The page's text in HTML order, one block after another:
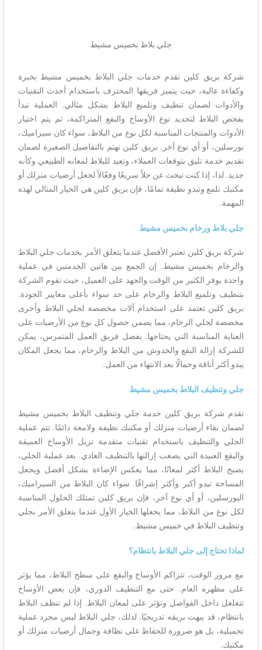
جلي بلاط بخميس مشيط
شركة بريق كلين تقدم خدمات جلي البلاط بخميس مشيط بخبرة
وكفاءة عالية، حيث يتميز فريقها المحترف باستخدام أحدث التقنيات
والأدوات لضمان تنظيف وتلميع البلاط بشكل مثالي. العملية تبدأ
بفحص البلاط لتحديد نوع الأوساخ والبقع المتراكمة، ثم يتم اختيار
الأدوات والمنتجات المناسبة لكل نوع من البلاط، سواء كان سيراميك،
بورسلين، أو أي نوع آخر. بريق كلين تهتم بالتفاصيل الصغيرة لضمان
تقديم خدمة تليق بتوقعات العملاء، وتعيد للبلاط لمعانه الطبيعي وكأنه
جديد. لذا، إذا كنت تبحث عن حلاً سريعًا وفعّالاً لجعل أرضيات منزلك أو
مكتبك تلمع وتبدو نظيفة تمامًا، فإن بريق كلين هي الخيار المثالي لهذه
المهمة.
جلي بلاط ورخام بخميس مشيط
شركة بريق كلين تعتبر الأفضل عندما يتعلق الأمر بخدمات جلي البلاط
والرخام بخميس مشيط. إن الجمع بين هاتين الخدمتين في عملية
واحدة يوفر الكثير من الوقت والجهد على العميل، حيث تقوم الشركة
بتنظيف وتلميع البلاط والرخام على حد سواء بأعلى معايير الجودة.
بريق كلين تعتمد على استخدام آلات مخصصة لجلي البلاط وأخرى
مخصصة لجلي الرخام، مما يضمن حصول كل نوع من الأرضيات على
العناية المناسبة التي يحتاجها. بفضل فريق العمل المتمرس، يمكن
للشركة إزالة البقع والخدوش من البلاط والرخام، مما يجعل المكان
يبدو أكثر أناقة وجمالًا بعد الانتهاء من العمل.
جلي وتنظيف البلاط بخميس مشيط
تقدم شركة بريق كلين خدمة جلي وتنظيف البلاط بخميس مشيط
لضمان بقاء أرضيات منزلك أو مكتبك نظيفة ولامعة دائمًا. تتم عملية
الجلي والتنظيف باستخدام تقنيات متقدمة تزيل الأوساخ العميقة
والبقع العنيدة التي يصعب إزالتها بالتنظيف العادي. بعد عملية الجلي،
يصبح البلاط أكثر لمعانًا، مما يعكس الإضاءة بشكل أفضل ويجعل
المساحة تبدو أكبر وأكثر إشراقًا. سواء كان البلاط من السيراميك،
البورسلين، أو أي نوع آخر، فإن بريق كلين تمتلك الحلول المناسبة
لكل نوع من البلاط، مما يجعلها الخيار الأول عندما يتعلق الأمر بجلي
وتنظيف البلاط في خميس مشيط.
لماذا تحتاج إلى جلي البلاط بانتظام؟
مع مرور الوقت، تتراكم الأوساخ والبقع على سطح البلاط، مما يؤثر
على مظهره العام. حتى مع التنظيف الدوري، فإن بعض الأوساخ
تتغلغل داخل الفواصل وتؤثر على لمعان البلاط. إذا لم تنظف البلاط
بانتظام، قد يبهت بريقه تدريجيًا. لذلك، جلي البلاط ليس مجرد عملية
تجميلية، بل هو ضرورة للحفاظ على نظافة وجمال أرضيات منزلك أو
مكتبك.